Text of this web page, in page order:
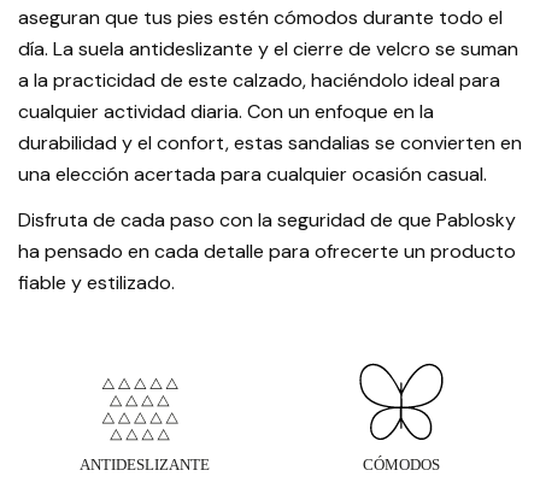
aseguran que tus pies estén cómodos durante todo el
día. La suela antideslizante y el cierre de velcro se suman
a la practicidad de este calzado, haciéndolo ideal para
cualquier actividad diaria. Con un enfoque en la
durabilidad y el confort, estas sandalias se convierten en
una elección acertada para cualquier ocasión casual.
Disfruta de cada paso con la seguridad de que Pablosky
ha pensado en cada detalle para ofrecerte un producto
fiable y estilizado.